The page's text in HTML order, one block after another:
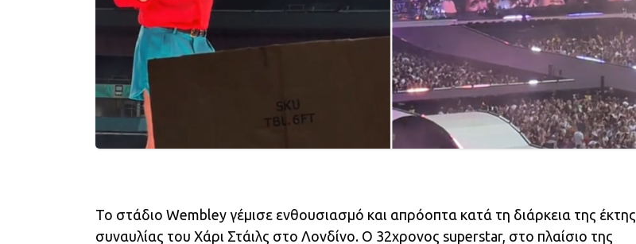
Το στάδιο Wembley γέμισε ενθουσιασμό και απρόοπτα κατά τη διάρκεια της έκτης
συναυλίας του Χάρι Στάιλς στο Λονδίνο. Ο 32χρονος superstar, στο πλαίσιο της